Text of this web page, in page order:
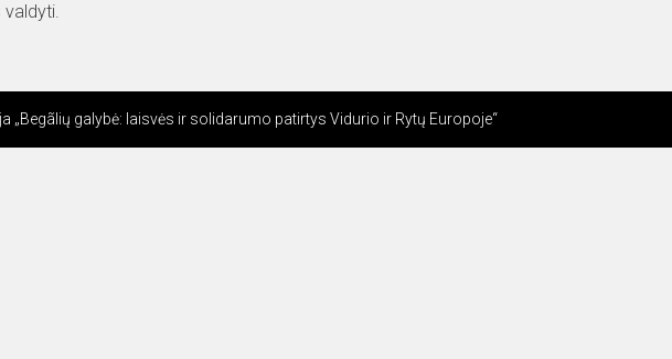
valdyti.
„Begãlių galybė: laisvės ir solidarumo patirtys Vidurio ir Rytų Europoje“